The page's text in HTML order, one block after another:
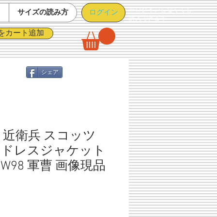
サイズの読み方
カート追加
ログイン
※ログインしなくても
購入できます
衛兵 スコッツ
レスジャケット
軍曹 画像現品
シェア